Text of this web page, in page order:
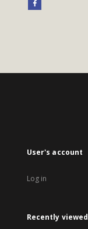
User's account
Log in
Recently viewed